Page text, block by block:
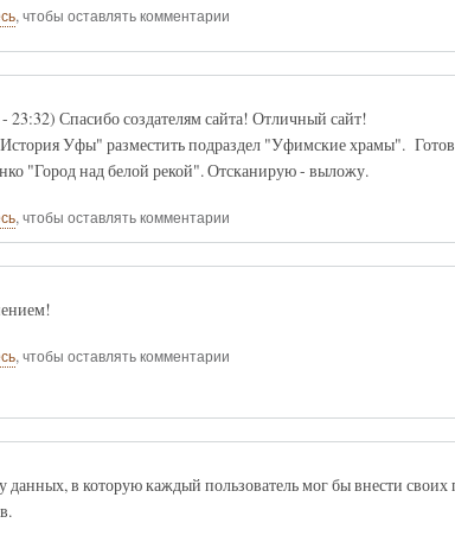
, чтобы оставлять комментарии
23:32) Спасибо создателям сайта! Отличный сайт!
Уфы" разместить подраздел "Уфимские храмы". Готов
"Город над белой рекой". Отсканирую - выложу.
, чтобы оставлять комментарии
, чтобы оставлять комментарии
данных, в которую каждый пользователь мог бы внести